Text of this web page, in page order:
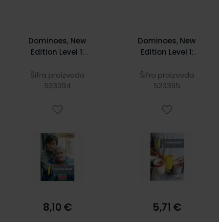
Dominoes, New
Edition Level 1:
MultiROM Pack
Šifra proizvoda
523394
8,10 €
Dominoes, New
Edition Level 1:
Šifra proizvoda
523395
5,71 €